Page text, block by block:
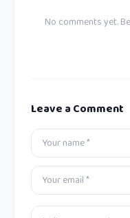
No comments yet.
Leave a Comment